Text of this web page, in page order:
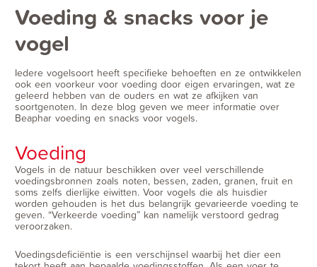
Voeding & snacks voor je
vogel
Iedere vogelsoort heeft specifieke behoeften en ze ontwikkelen
ook een voorkeur voor voeding door eigen ervaringen, wat ze
geleerd hebben van de ouders en wat ze afkijken van
soortgenoten. In deze blog geven we meer informatie over
Beaphar voeding en snacks voor vogels.
Voeding
Vogels in de natuur beschikken over veel verschillende
voedingsbronnen zoals noten, bessen, zaden, granen, fruit en
soms zelfs dierlijke eiwitten. Voor vogels die als huisdier
worden gehouden is het dus belangrijk gevarieerde voeding te
geven. “Verkeerde voeding” kan namelijk verstoord gedrag
veroorzaken.
Voedingsdeficiëntie is een verschijnsel waarbij het dier een